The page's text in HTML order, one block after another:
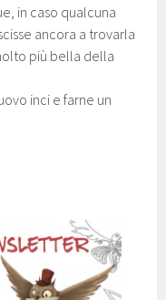
in caso qualcuna
ancora a trovarla
più bella della
inci e farne un